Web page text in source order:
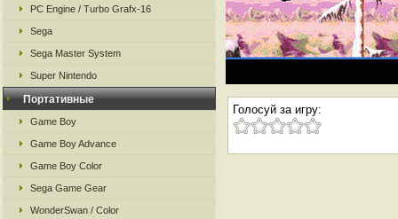
PC Engine / Turbo Grafx-16
Sega
Sega Master System
Super Nintendo
Портативные
Game Boy
Game Boy Advance
Game Boy Color
Sega Game Gear
WonderSwan / Color
Голосуй за игру: